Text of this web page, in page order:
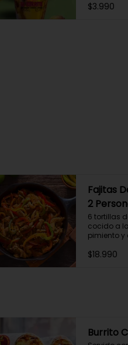
$3.990
Fajitas
2
6 tortillas
cocido a
pimiento y
gallo,
$18.990
Burrito